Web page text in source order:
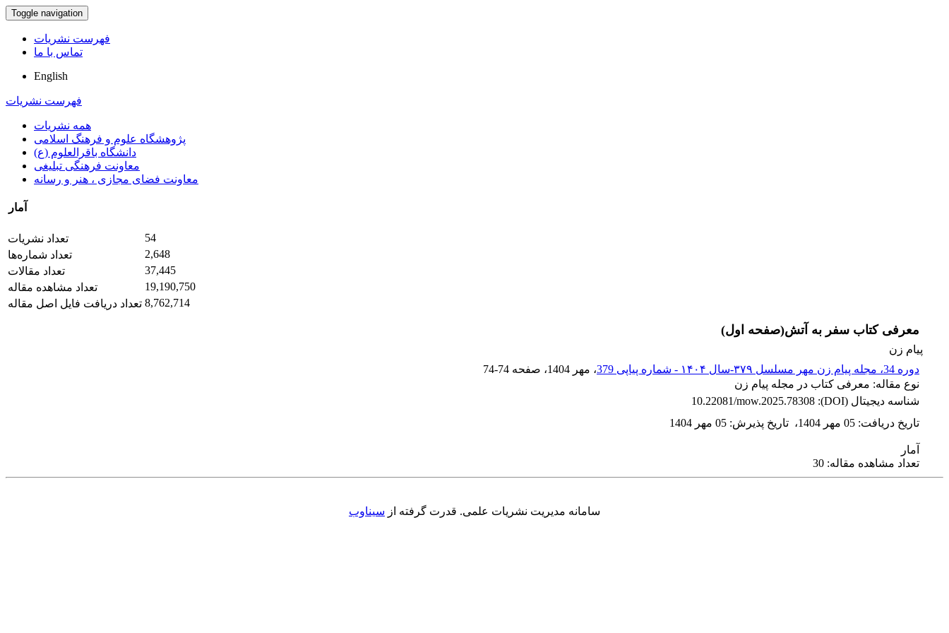
Toggle navigation
فهرست نشریات
تماس با ما
English
فهرست نشریات
همه نشریات
پژوهشگاه علوم و فرهنگ اسلامی
دانشگاه باقرالعلوم (ع)
معاونت فرهنگی تبلیغی
معاونت فضای مجازی ، هنر و رسانه
آمار
تعداد نشریات
54
تعداد شماره‌ها
2,648
تعداد مقالات
37,445
تعداد مشاهده مقاله
19,190,750
تعداد دریافت فایل اصل مقاله 8,762,714
معرفی کتاب سفر به آتش(صفحه اول)
پیام زن
دوره 34، مجله پیام زن مهر مسلسل ۳۷۹-سال ۱۴۰۴ - شماره پیاپی 379
، مهر 1404 ، صفحه 74-74
نوع مقاله: معرفی کتاب در مجله پیام زن
شناسه دیجیتال (DOI):
10.22081/mow.2025.78308
تاریخ دریافت: 05 مهر 1404 ، تاریخ پذیرش: 05 مهر 1404
آمار
تعداد مشاهده مقاله: 30
سامانه مدیریت نشریات علمی. قدرت گرفته از سیناوب